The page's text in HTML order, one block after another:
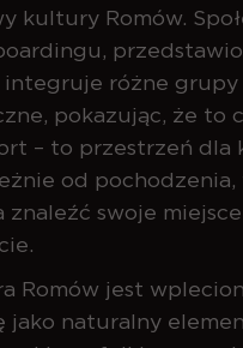
kultury Romów.
integruje różne grupy
pokazując, że to
– to przestrzeń dla
od
znaleźć swoje
Romów jest
jako naturalny